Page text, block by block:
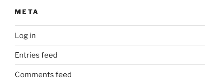
META
Log in
Entries feed
Comments feed